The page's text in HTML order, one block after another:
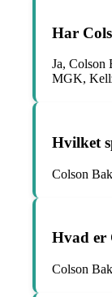
Har
Ja, Colson
MGK,
Hvilket
Colson
Hvad er
Colson